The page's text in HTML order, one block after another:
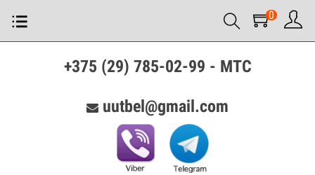
0
+375 (29) 785-02-99 - МТС
uutbel@gmail.com